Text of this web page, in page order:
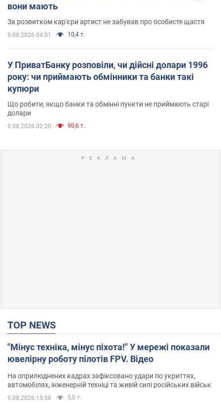
вони мають
За розвитком кар'єри артист не забував про особисте щастя
9.08.2026 04:01 10,4 т.
У ПриватБанку розповіли, чи дійсні долари 1996
року: чи приймають обмінники та банки такі
купюри
Що робити, якщо банки та обмінні пункти не приймають старі
долари
9.08.2026 02:20 90,6 т.
TOP NEWS
"Мінус техніка, мінус піхота!" У мережі показали
ювелірну роботу пілотів FPV. Відео
На оприлюднених кадрах зафіксовано удари по укриттях,
автомобілях, інженерній техніці та живій силі російських військ
9.08.2026 15:58 5,0 т.